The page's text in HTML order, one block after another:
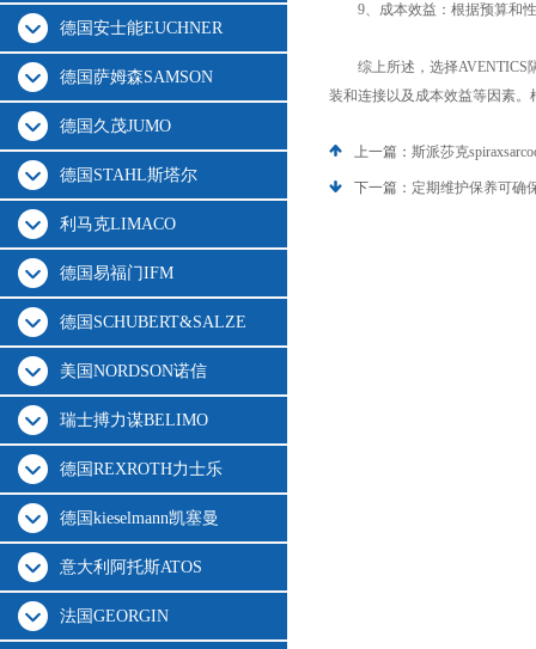
德国安士能EUCHNER
德国萨姆森SAMSON
德国久茂JUMO
德国STAHL斯塔尔
利马克LIMACO
德国易福门IFM
德国SCHUBERT&SALZE
美国NORDSON诺信
瑞士搏力谋BELIMO
德国REXROTH力士乐
德国kieselmann凯塞曼
意大利阿托斯ATOS
法国GEORGIN
9、成本效益：根据预算和性
综上所述，选择AVENTICS隔
装和连接以及成本效益等因素
上一篇： 斯派莎克
下一篇： 定期维护保养可确